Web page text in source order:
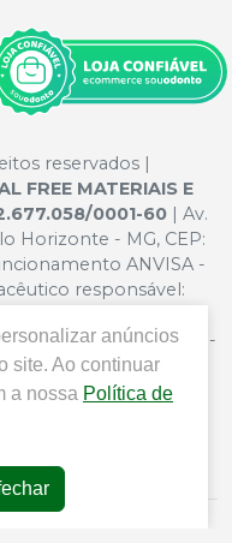
reservados |
FREE MATERIAIS E
0001-60 | Av.
Horizonte - MG, CEP:
ANVISA -
responsável:
meramente ilustrativas -
estão sujeitos a
de preços no site, o
Não vendemos
pelo site.
anúncios
site. Ao continuar
a nossa Política de